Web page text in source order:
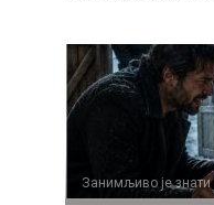
Занимљиво је знати